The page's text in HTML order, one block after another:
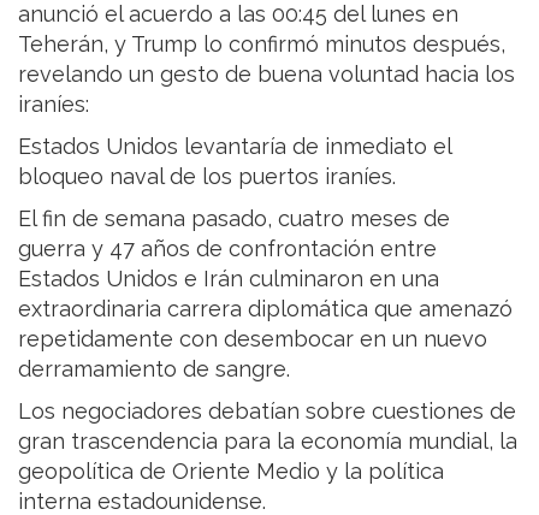
anunció el acuerdo a las 00:45 del lunes en
Teherán, y Trump lo confirmó minutos después,
revelando un gesto de buena voluntad hacia los
iraníes:
Estados Unidos levantaría de inmediato el
bloqueo naval de los puertos iraníes.
El fin de semana pasado, cuatro meses de
guerra y 47 años de confrontación entre
Estados Unidos e Irán culminaron en una
extraordinaria carrera diplomática que amenazó
repetidamente con desembocar en un nuevo
derramamiento de sangre.
Los negociadores debatían sobre cuestiones de
gran trascendencia para la economía mundial, la
geopolítica de Oriente Medio y la política
interna estadounidense.